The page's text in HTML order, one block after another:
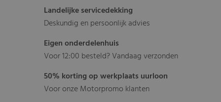
Landelijke servicedekking
Deskundig en persoonlijk advies
Eigen onderdelenhuis
Voor 12:00 besteld? Vandaag verzonden
50% korting op werkplaats uurloon
Voor onze Motorpromo klanten